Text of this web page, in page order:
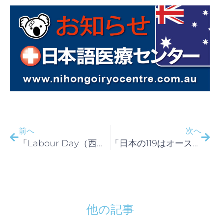
前へ
「Labour Day（西豪州の祝日）のため休診」
次へ
「日本の119はオーストラリアで何番ですか？」
他の記事